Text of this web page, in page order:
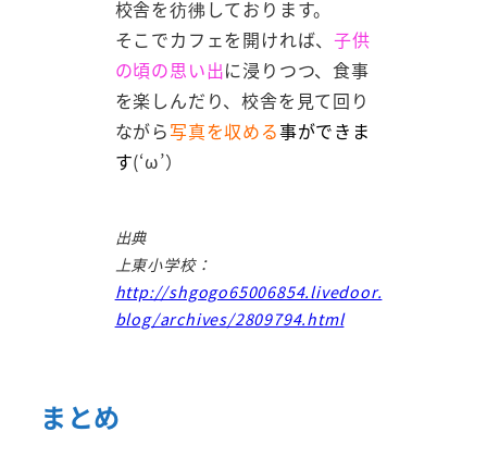
校舎を彷彿しております。
そこでカフェを開ければ、子供
の頃の思い出に浸りつつ、食事
を楽しんだり、校舎を見て回り
ながら写真を収める事ができま
す(‘ω’）
出典
上東小学校：
http://shgogo65006854.livedoor.
blog/archives/2809794.html
まとめ